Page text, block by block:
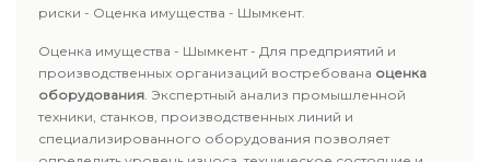
риски - Оценка имущества - Шымкент.
Оценка имущества - Шымкент - Для предприятий и
производственных организаций востребована оценка
оборудования. Экспертный анализ промышленной
техники, станков, производственных линий и
специализированного оборудования позволяет